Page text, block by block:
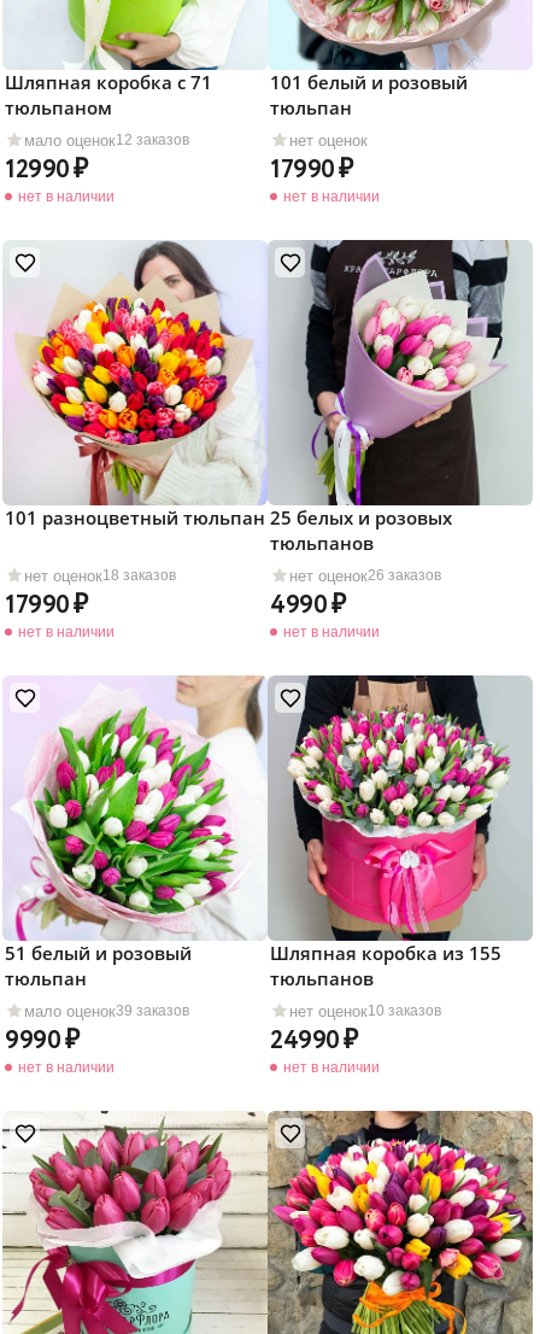
мало оценок12 заказов
Шляпная коробка с 71
тюльпаном
12990
нет в наличии
нет оценок
101 белый и розовый
тюльпан
17990
нет в наличии
нет оценок18 заказов
101 разноцветный тюльпан
17990
нет в наличии
нет оценок26 заказов
25 белых и розовых
тюльпанов
4990
нет в наличии
мало оценок39 заказов
51 белый и розовый
тюльпан
9990
нет в наличии
нет оценок10 заказов
Шляпная коробка из 155
тюльпанов
24990
нет в наличии